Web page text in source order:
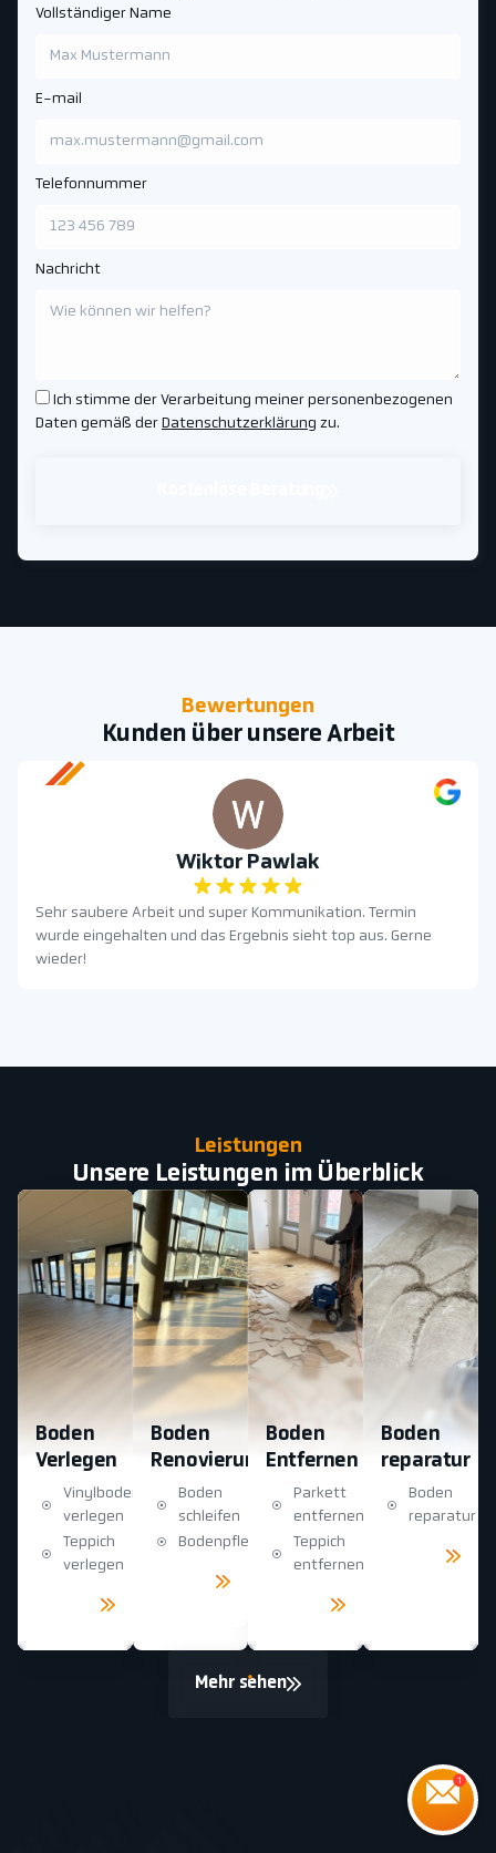
Vollständiger Name
E-mail
Telefonnummer
Nachricht
Ich stimme der Verarbeitung meiner personenbezogenen
Daten gemäß der Datenschutzerklärung zu.
Bewertungen
Kunden über unsere Arbeit
Wiktor Pawlak
Sehr saubere Arbeit und super Kommunikation. Termin
wurde eingehalten und das Ergebnis sieht top aus. Gerne
wieder!
Leistungen
Unsere Leistungen im Überblick
Boden
Verlegen
Vinylboden
verlegen
Teppich
verlegen
Boden
Renovierung
Boden
schleifen
Bodenpflege
Boden
Entfernen
Parkett
entfernen
Teppich
entfernen
Boden
reparatur
Boden
reparatur
Mehr sehen